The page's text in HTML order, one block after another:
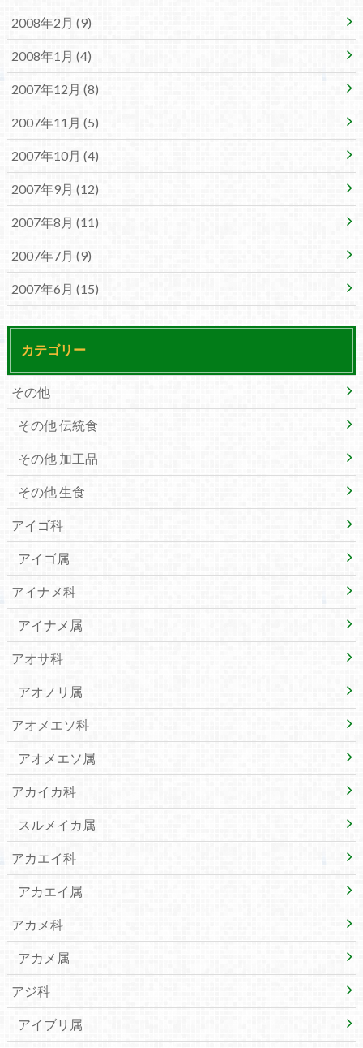
2008年2月 (9)
2008年1月 (4)
2007年12月 (8)
2007年11月 (5)
2007年10月 (4)
2007年9月 (12)
2007年8月 (11)
2007年7月 (9)
2007年6月 (15)
カテゴリー
その他
その他 伝統食
その他 加工品
その他 生食
アイゴ科
アイゴ属
アイナメ科
アイナメ属
アオサ科
アオノリ属
アオメエソ科
アオメエソ属
アカイカ科
スルメイカ属
アカエイ科
アカエイ属
アカメ科
アカメ属
アジ科
アイブリ属